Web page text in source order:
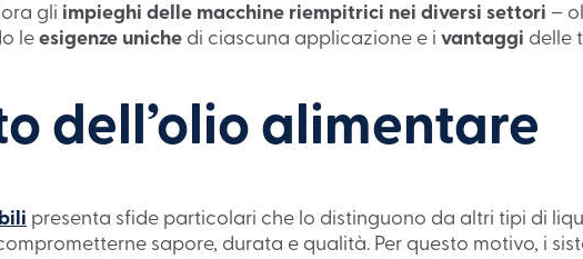
gli impieghi delle macchine riempitrici nei diversi settori –
le esigenze uniche di ciascuna applicazione e i vantaggi delle
dell’olio alimentare
presenta sfide particolari che lo distinguono da altri tipi di
sapore, durata e qualità. Per questo motivo, i